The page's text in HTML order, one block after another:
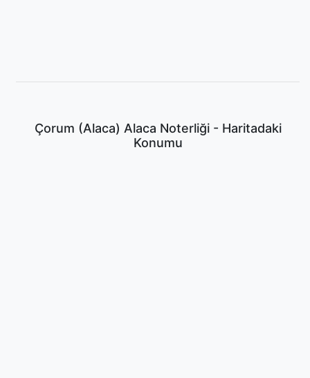
Çorum (Alaca) Alaca Noterliği - Haritadaki
Konumu